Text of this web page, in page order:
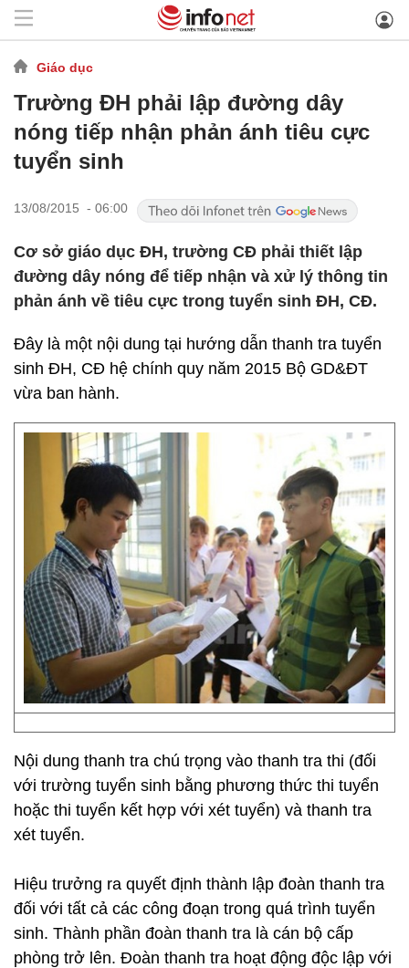
Giáo dục
Trường ĐH phải lập đường dây
nóng tiếp nhận phản ánh tiêu cực
tuyển sinh
13/08/2015 - 06:00
Cơ sở giáo dục ĐH, trường CĐ phải thiết lập
đường dây nóng để tiếp nhận và xử lý thông tin
phản ánh về tiêu cực trong tuyển sinh ĐH, CĐ.
Đây là một nội dung tại hướng dẫn thanh tra tuyển
sinh ĐH, CĐ hệ chính quy năm 2015 Bộ GD&ĐT
vừa ban hành.
Nội dung thanh tra chú trọng vào thanh tra thi (đối
với trường tuyển sinh bằng phương thức thi tuyển
hoặc thi tuyển kết hợp với xét tuyển) và thanh tra
xét tuyển.
Hiệu trưởng ra quyết định thành lập đoàn thanh tra
đối với tất cả các công đoạn trong quá trình tuyển
sinh. Thành phần đoàn thanh tra là cán bộ cấp
phòng trở lên. Đoàn thanh tra hoạt động độc lập với